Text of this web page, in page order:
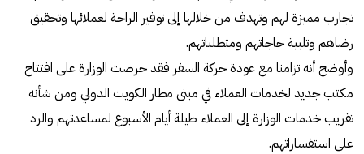
تجارب مميزة لهم وتهدف من خلالها إلى توفير الراحة لعملائها وتحقيق
رضاهم وتلبية حاجاتهم ومتطلباتهم.
وأوضح أنه تزامنا مع عودة حركة السفر فقد حرصت الوزارة على افتتاح
مكتب جديد لخدمات العملاء في مبنى مطار الكويت الدولي ومن شأنه
تقريب خدمات الوزارة إلى العملاء طيلة أيام الأسبوع لمساعدتهم والرد
على استفساراتهم.